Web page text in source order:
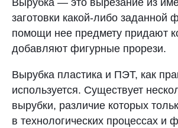
sale@plastikam.ru
Вырубка — это вырезание из
заготовки какой-либо заданной
помощи нее предмету придают
добавляют фигурные прорези.
Вырубка пластика и ПЭТ, как
используется. Существует
вырубки, различие которых
в технологических процессах и